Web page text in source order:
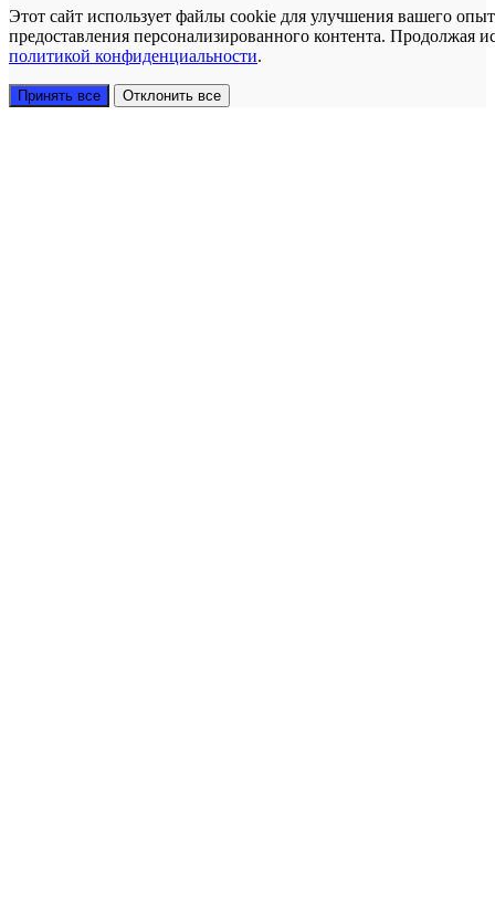
Этот сайт использует файлы cookie для улучшения вашего
предоставления персонализированного контента. Продолжая
политикой конфиденциальности.
Принять все Отклонить все